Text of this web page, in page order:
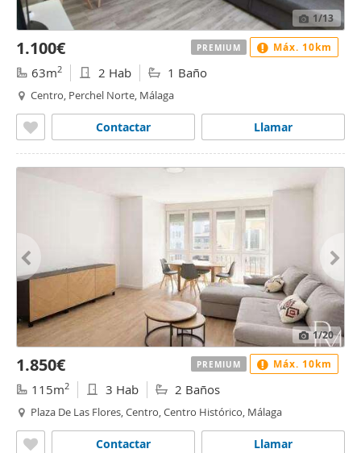
1/13
1.100€
63m2 2 Hab 1 Baño
Centro, Perchel Norte, Málaga
Llamar
Contactar
PREMIUM Máx. 10km
1/20
1.850€
115m2 3 Hab 2 Baños
Plaza De Las Flores, Centro, Centro Histórico, Málaga
Llamar
Contactar
PREMIUM Máx. 10km